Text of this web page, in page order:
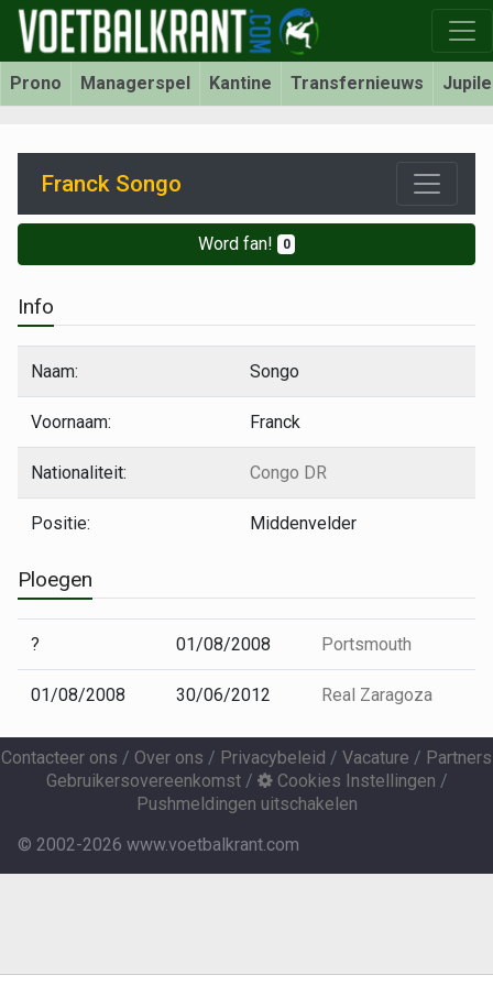
Prono Managerspel Kantine Transfernieuws
Franck Songo
Word fan! 0
Info
Naam: Songo
Voornaam: Franck
Nationaliteit: Congo DR
Positie: Middenvelder
Ploegen
? 01/08/2008 Portsmouth
01/08/2008 30/06/2012 Real Zaragoza
Contacteer ons / Over ons / Privacybeleid / Vacature / Partners
Gebruikersovereenkomst/ Cookies Instellingen /
Pushmeldingen uitschakelen
© 2002-2026 www.voetbalkrant.com